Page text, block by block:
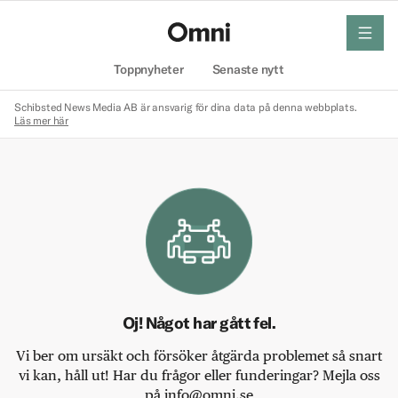
Toppnyheter Senaste nytt
meny
Schibsted News Media AB är ansvarig för dina data på denna webbplats.
Läs mer här
Oj! Något har gått fel.
Vi ber om ursäkt och försöker åtgärda problemet så snart
vi kan, håll ut! Har du frågor eller funderingar? Mejla oss